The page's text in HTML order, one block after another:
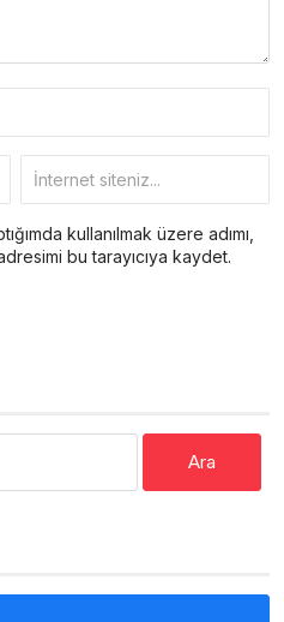
kullanılmak üzere adımı,
bu tarayıcıya kaydet.